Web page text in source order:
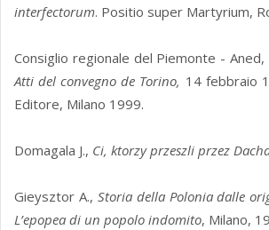
interfectorum. Positio super Martyrium,
Consiglio regionale del Piemonte - Aned,
Atti del convegno de Torino, 14 febbraio
Editore, Milano 1999.
Domagala J., Ci, ktorzy przeszli przez
Gieysztor A., Storia della Polonia dalle
L’epopea di un popolo indomito, Milano,